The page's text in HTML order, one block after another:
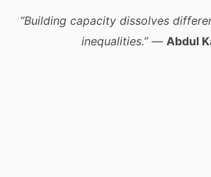
“Building capacity dissolves
inequalities.”— Abdul